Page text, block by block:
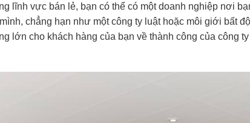
lĩnh vực bán lẻ, bạn có thể có một doanh nghiệp nơi
chẳng hạn như một công ty luật hoặc môi giới bất
lớn cho khách hàng của bạn về thành công của công